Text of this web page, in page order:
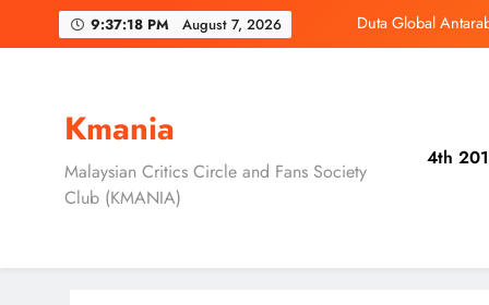
9:37:19 PM August 7, 2026
3 Sebab
Duta Global
3 Sebab
Kmania
Malaysian Critics Circle and Fans Society
Club (KMANIA)
4th